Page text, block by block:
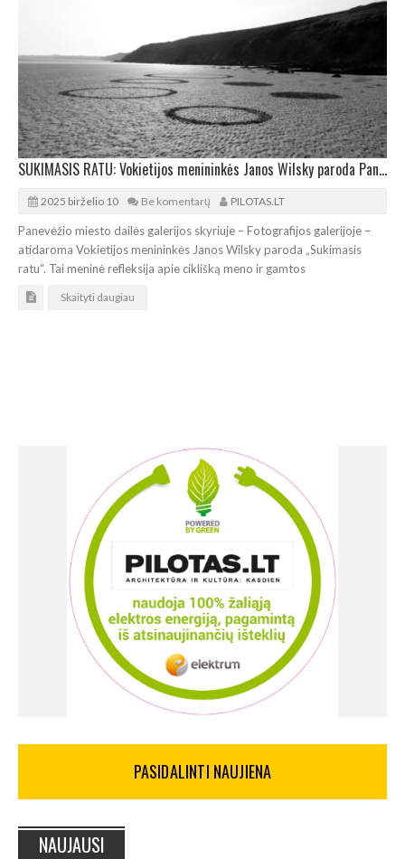
SUKIMASIS RATU: Vokietijos menininkės Janos Wilsky paroda Panevėžyje
2025 birželio 10 Be komentarų PILOTAS.LT
Panevėžio miesto dailės galerijos skyriuje – Fotografijos galerijoje –
atidaroma Vokietijos menininkės Janos Wilsky paroda „Sukimasis
ratu“. Tai meninė refleksija apie ciklišką meno ir gamtos
Skaityti daugiau
PASIDALINTI NAUJIENA
NAUJAUSI